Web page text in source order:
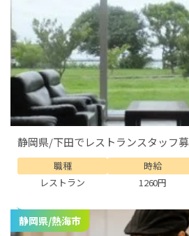
静岡県/下田でレストランスタッフ
職種
レストラン
時給
1260円
静岡県/熱海市